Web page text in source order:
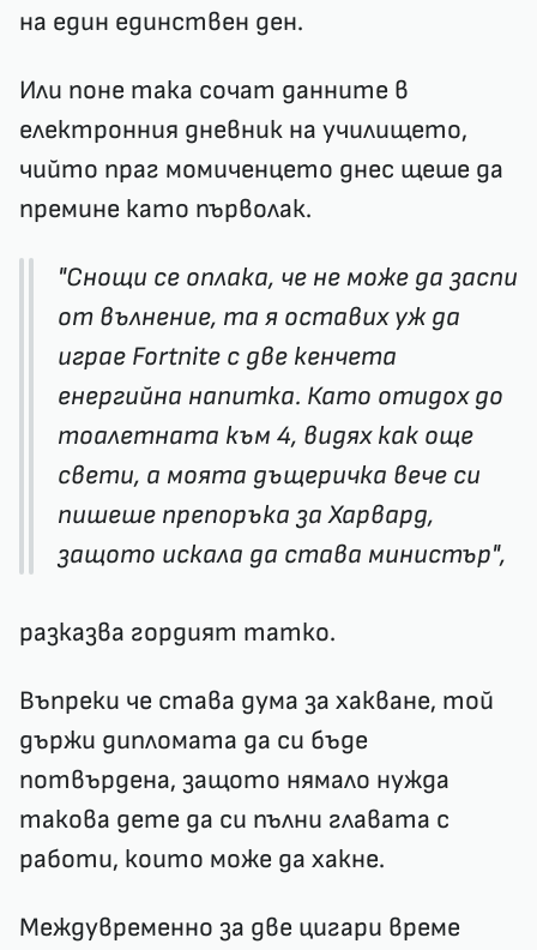
на един единствен ден.
Или поне така сочат данните в
електронния дневник на училището,
чийто праг момиченцето днес щеше да
премине като първолак.
"Снощи се оплака, че не може да заспи
от вълнение, та я оставих уж да
играе Fortnite с две кенчета
енергийна напитка. Като отидох до
тоалетната към 4, видях как още
свети, а моята дъщеричка вече си
пишеше препоръка за Харвард,
защото искала да става министър",
разказва гордият татко.
Въпреки че става дума за хакване, той
държи дипломата да си бъде
потвърдена, защото нямало нужда
такова дете да си пълни главата с
работи, които може да хакне.
Междувременно за две цигари време